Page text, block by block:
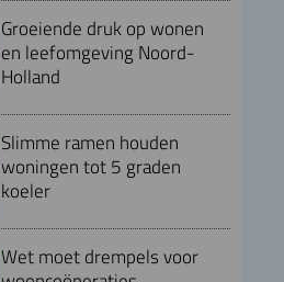
Groeiende druk op wonen
en leefomgeving Noord-
Holland
Slimme ramen houden
woningen tot 5 graden
koeler
Wet moet drempels voor